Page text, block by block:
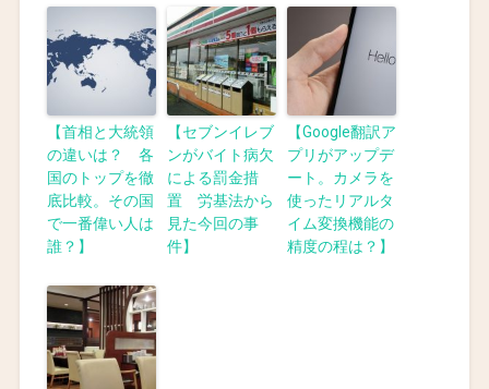
【首相と大統領
の違いは？ 各
国のトップを徹
底比較。その国
で一番偉い人は
誰？】
【セブンイレブ
ンがバイト病欠
による罰金措
置 労基法から
見た今回の事
件】
【Google翻訳ア
プリがアップデ
ート。カメラを
使ったリアルタ
イム変換機能の
精度の程は？】